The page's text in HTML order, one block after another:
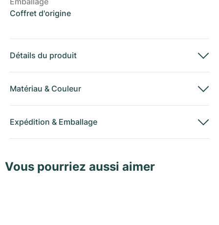
Coffret d'origine
Détails du produit
Matériau & Couleur
Expédition & Emballage
Vous pourriez aussi aimer